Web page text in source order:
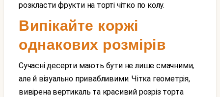
розкласти фрукти на торті чітко по колу.
Випікайте коржі
однакових розмірів
Сучасні десерти мають бути не лише смачними,
але й візуально привабливими. Чітка геометрія,
вивірена вертикаль та красивий розріз торта